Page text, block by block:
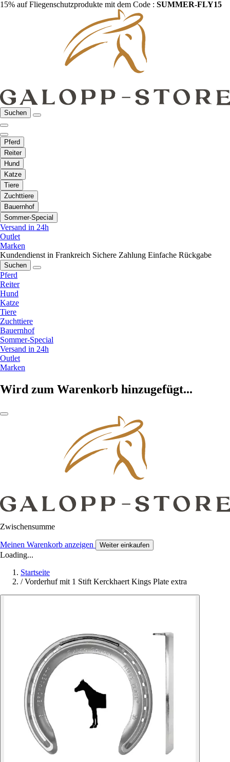
15% auf Fliegenschutzprodukte mit dem Code : SUMMER-FLY15
Suchen
Pferd
Reiter
Hund
Katze
Tiere
Zuchttiere
Bauernhof
Sommer-Special
Versand in 24h
Outlet
Marken
Kundendienst in Frankreich Sichere Zahlung Einfache Rückgabe
Suchen
Pferd
Reiter
Hund
Katze
Tiere
Zuchttiere
Bauernhof
Sommer-Special
Versand in 24h
Outlet
Marken
Wird zum Warenkorb hinzugefügt...
Zwischensumme
Meinen Warenkorb anzeigen Weiter einkaufen
Loading...
Startseite
/ Vorderhuf mit 1 Stift Kerckhaert Kings Plate extra